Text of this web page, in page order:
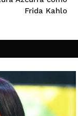
Frida Kahlo